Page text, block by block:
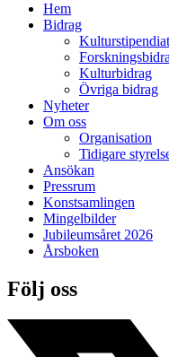
Hem
Bidrag
Kulturbidrag
Övriga bidrag
Nyheter
Om oss
Organisation
Tidigare
Ansökan
Pressrum
Konstsamlingen
Mingelbilder
Jubileumsåret 2026
Årsboken
Följ oss